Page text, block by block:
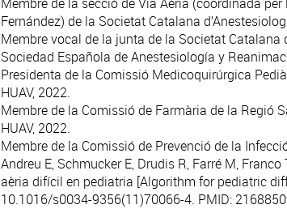
Fernández) de la Societat Catalana
Membre vocal de la junta de la Societat Catalana
Sociedad Española de Anestesiología y
Presidenta de la Comissió Medicoquirúrgica
HUAV, 2022.
Membre de la Comissió de Farmària de la Regió
HUAV, 2022.
Membre de la Comissió de Prevenció de la
Andreu E, Schmucker E, Drudis R, Farré M,
aèria difícil en pediatria [Algorithm for pediatric
10.1016/s0034-9356(11)70066-4. PMID: